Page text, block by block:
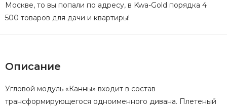
Москве, то вы попали по адресу, в Kwa-Gold порядка 4
500 товаров для дачи и квартиры!
Описание
Угловой модуль «Канны» входит в состав
трансформирующегося одноименного дивана. Плетеный